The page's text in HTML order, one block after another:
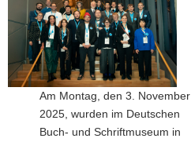
in
Vorsitz
und
Co-
Vorsitz
den
Staffelstab
in
Am Montag, den 3. November
2025, wurden im Deutschen
Buch- und Schriftmuseum in